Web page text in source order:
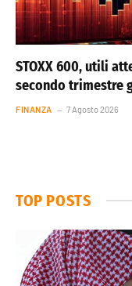
STOXX 600, utili
secondo trimestre
FINANZA 7 Agosto 2026
TOP POSTS